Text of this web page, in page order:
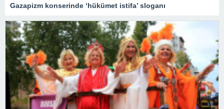
Gazapizm konserinde ‘hükümet istifa’ sloganı